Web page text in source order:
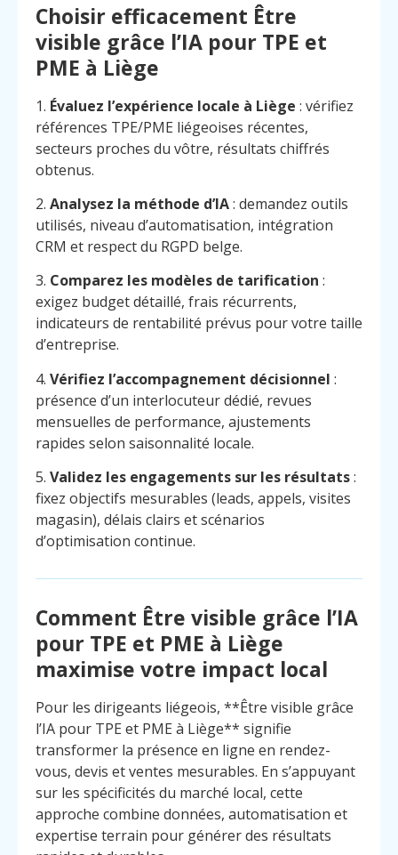
Contact
Appelez
Choisir efficacement Être
visible grâce l’IA pour TPE et
PME à Liège
1. Évaluez l’expérience locale à Liège : vérifiez
références TPE/PME liégeoises récentes,
secteurs proches du vôtre, résultats chiffrés
obtenus.
2. Analysez la méthode d’IA: demandez outils
utilisés, niveau d’automatisation, intégration
CRM et respect du RGPD belge.
3. Comparez les modèles de tarification :
exigez budget détaillé, frais récurrents,
indicateurs de rentabilité prévus pour votre taille
d’entreprise.
4. Vérifiez l’accompagnement décisionnel :
présence d’un interlocuteur dédié, revues
mensuelles de performance, ajustements
rapides selon saisonnalité locale.
5. Validez les engagements sur les résultats:
fixez objectifs mesurables (leads, appels, visites
magasin), délais clairs et scénarios
d’optimisation continue.
Comment Être visible grâce l’IA
pour TPE et PME à Liège
maximise votre impact local
Pour les dirigeants liégeois, **Être visible grâce
l’IA pour TPE et PME à Liège** signifie
transformer la présence en ligne en rendez-
vous, devis et ventes mesurables. En s’appuyant
sur les spécificités du marché local, cette
approche combine données, automatisation et
expertise terrain pour générer des résultats